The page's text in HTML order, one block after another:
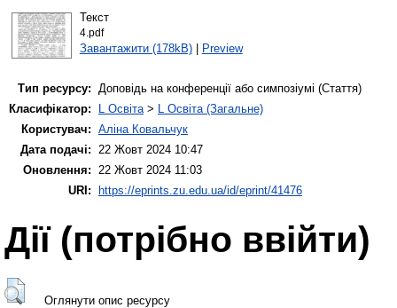
Текст
4.pdf
Завантажити (178kB)| Preview
Тип ресурсу: Доповідь на конференції або симпозіумі (Стаття)
Класифікатор:
L Освіта> L Освіта (Загальне)
Користувач: Аліна Ковальчук
Дата подачі: 22 Жовт 2024 10:47
Оновлення: 22 Жовт 2024 11:03
URI:
https://eprints.zu.edu.ua/id/eprint/41476
Дії ​​(потрібно ввійти)
Оглянути опис ресурсу